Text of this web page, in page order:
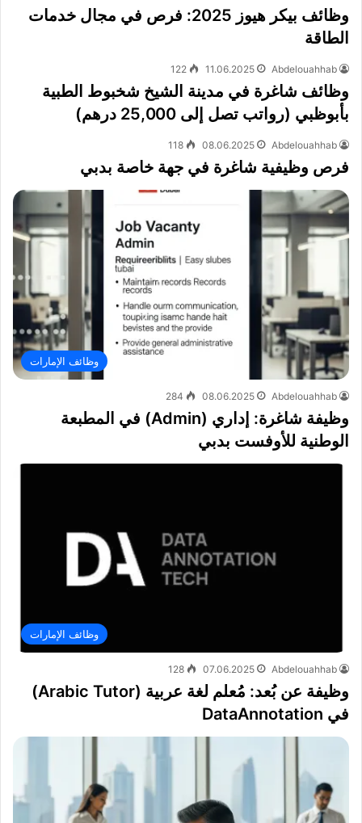
وظائف بيكر هيوز 2025: فرص في مجال خدمات
الطاقة
Abdelouahhab
11.06.2025
122
وظائف شاغرة في مدينة الشيخ شخبوط الطبية
بأبوظبي (رواتب تصل إلى 25,000 درهم)
Abdelouahhab
08.06.2025
118
فرص وظيفية شاغرة في جهة خاصة بدبي
وظائف الإمارات
Abdelouahhab
08.06.2025
284
وظيفة شاغرة: إداري (Admin) في المطبعة
الوطنية للأوفست بدبي
وظائف الإمارات
Abdelouahhab
07.06.2025
128
وظيفة عن بُعد: مُعلم لغة عربية (Arabic Tutor)
في DataAnnotation